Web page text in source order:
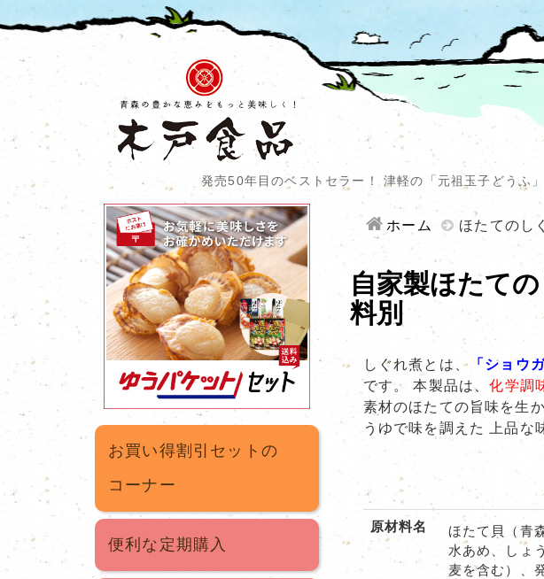
発売50年目のベストセラー！ 津軽の「元祖玉子どうふ
お買い得割引セットの
コーナー
便利な定期購入
ホーム ほたてのし
自家製ほたて
料別
しぐれ煮とは、 「ショウ
です。 本製品は、化学調
素材のほたての旨味を生
うゆで味を調えた 上品な
原材料名
ほたて貝（青
水あめ、しょ
麦を含む）、